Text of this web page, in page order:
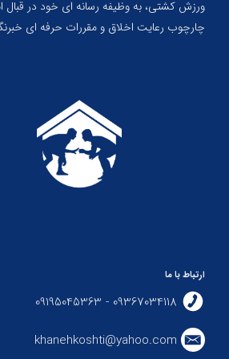
ورزش کشتی، به وظیفه رسانه ای خود در قبال
چارچوب رعایت اخلاق و مقررات حرفه ای
ارتباط با ما
09367034118 - 09195045363
khanehkoshti@yahoo.com